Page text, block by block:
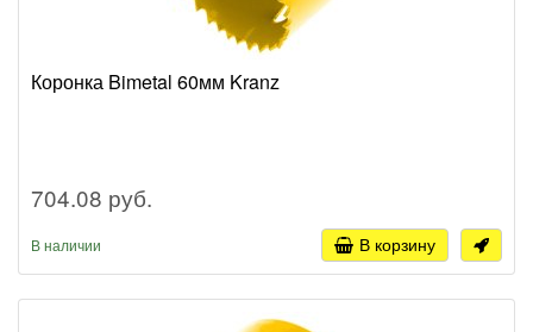
Коронка Bimetal 60мм Kranz
704.08 руб.
В наличии В корзину